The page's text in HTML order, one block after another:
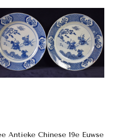
Antieke Chinese 19e Euwse